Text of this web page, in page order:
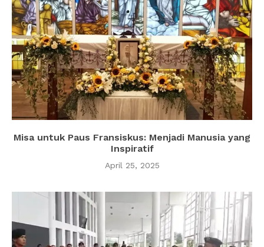
Misa untuk Paus Fransiskus: Menjadi Manusia yang
Inspiratif
April 25, 2025